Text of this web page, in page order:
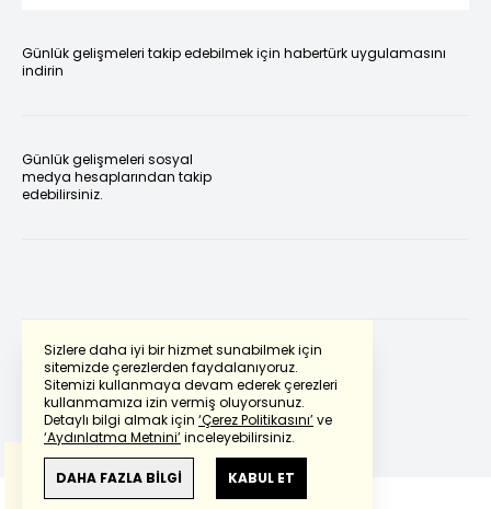
Sizlere daha iyi bir hizmet sunabilmek için
sitemizde çerezlerden faydalanıyoruz.
Sitemizi kullanmaya devam ederek çerezleri
kullanmamıza izin vermiş oluyorsunuz.
Detaylı bilgi almak için ‘Çerez Politikasını’ve
‘Aydınlatma Metnini’inceleyebilirsiniz.
DAHA FAZLA BİLGİ KABUL ET
Günlük gelişmeleri takip edebilmek için habertürk uygulamasını
indirin
Günlük gelişmeleri sosyal
medya hesaplarından takip
edebilirsiniz.
Powered by Translate
Bu çevirideGoogle Transletekullanılmıştır.
Anlam ve çeviri hatalarından
haberturk.com
sorumlu değildir.